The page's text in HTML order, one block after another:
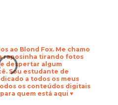
ao Blond Fox. Me chamo
raposinha tirando fotos
despertar algum
Sou estudante de
a todos os meus
os conteúdos digitais
quem está aqui ♥